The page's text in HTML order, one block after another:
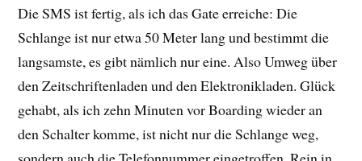
Die SMS ist fertig, als ich das Gate erreiche: Die
Schlange ist nur etwa 50 Meter lang und bestimmt die
langsamste, es gibt nämlich nur eine. Also Umweg über
den Zeitschriftenladen und den Elektronikladen. Glück
gehabt, als ich zehn Minuten vor Boarding wieder an
den Schalter komme, ist nicht nur die Schlange weg,